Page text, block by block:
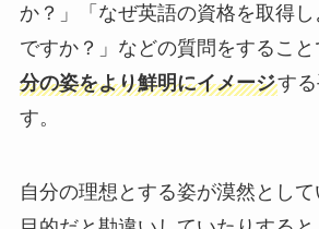
か？」「なぜ英語の資格を取得
ですか？」などの質問をすること
分の姿をより鮮明にイメージす
す。
自分の理想とする姿が漠然とし